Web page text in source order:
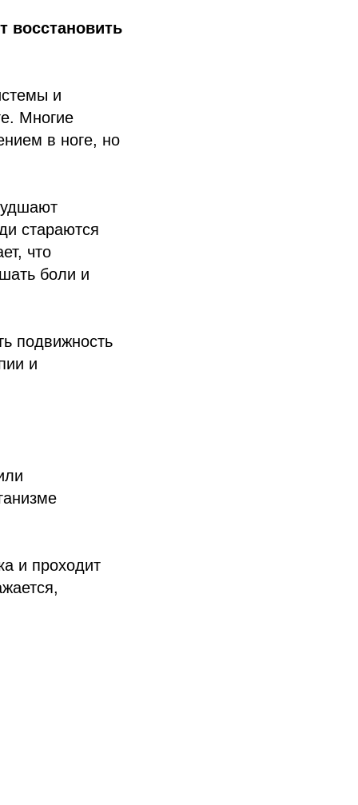
восстановить
и
Многие
в ноге, но
стараются
что
боли и
подвижность
и
и проходит